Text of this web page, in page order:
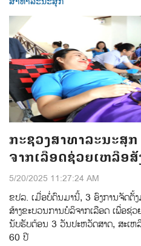
ກະຊວງສາທາລະນະສຸ
ຈາກເລືອດຊ່ວຍເຫລືອສັ
5/20/2025 11:27:24 AM
ຂປລ. ເມື່ອບໍ່ດົນມານີ້, 3 ອົງການຈັດຕັ້
ສ້າງຂະບວນການບໍລິຈາກເລືອດ ເພື່ອຊ່
ນັບຮັບຕ້ອນ 3 ວັນປະຫວັດສາດ, ສະເ
60 ປີ